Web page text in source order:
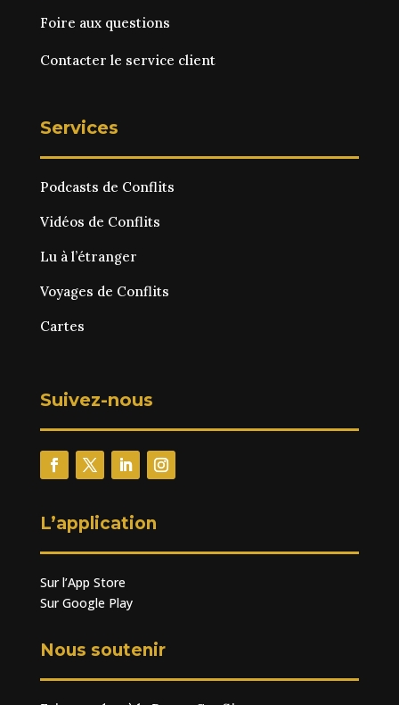
Foire aux questions
Contacter le service client
Services
Podcasts de Conflits
Vidéos de Conflits
Lu à l’étranger
Voyages de Conflits
Cartes
Suivez-nous
L’application
Sur l’App Store
Sur Google Play
Nous soutenir